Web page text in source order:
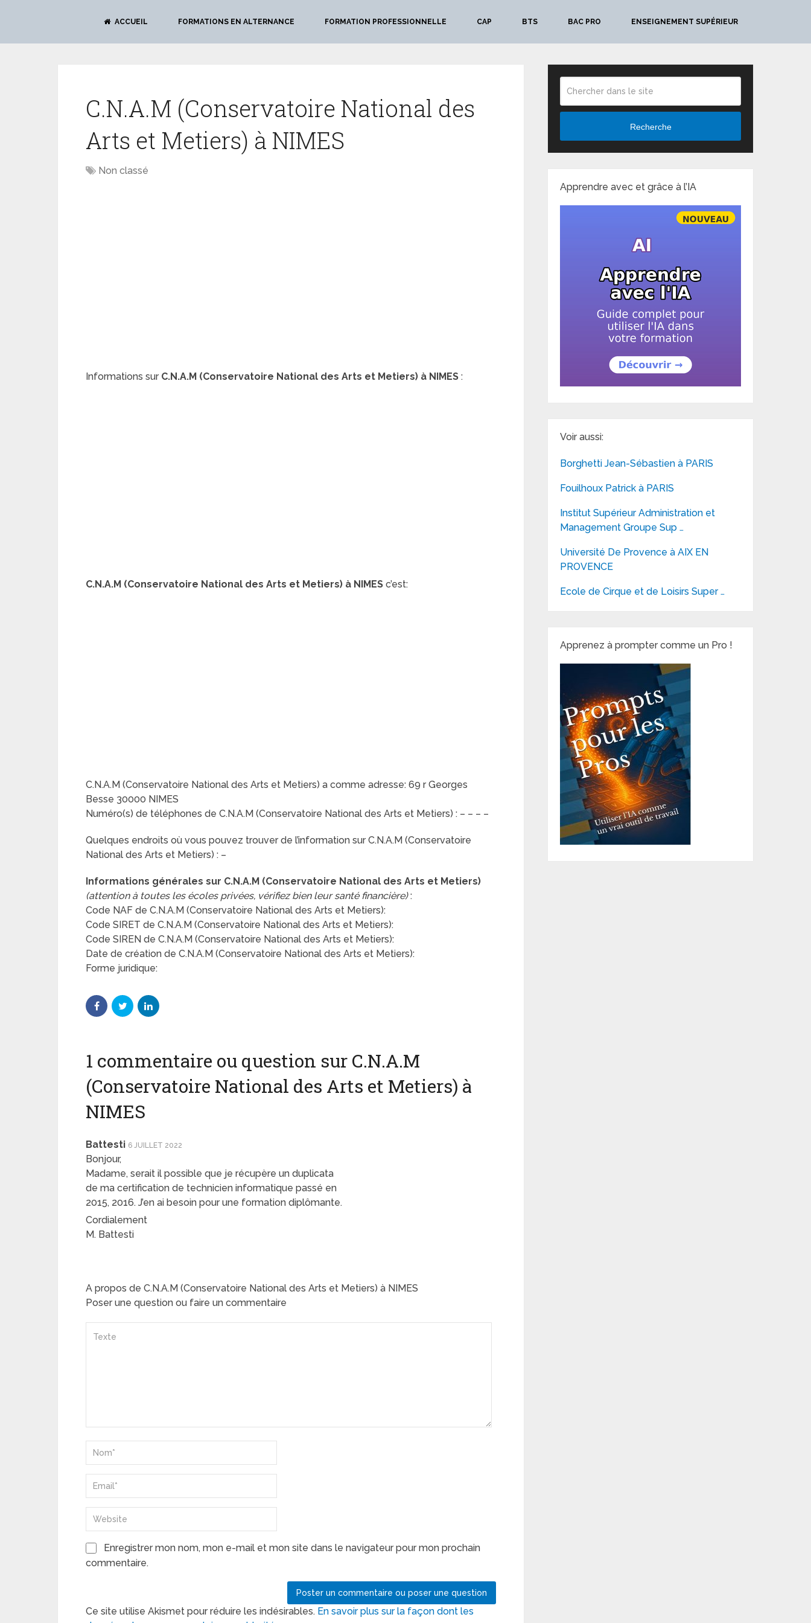
ACCUEIL FORMATIONS EN ALTERNANCE FORMATION PROFESSIONNELLE CAP BTS BAC PRO ENSEIGNEMENT SUPÉRIEUR
C.N.A.M (Conservatoire National des
Arts et Metiers) à NIMES
Non classé
Informations sur C.N.A.M (Conservatoire National des Arts et Metiers) à NIMES :
C.N.A.M (Conservatoire National des Arts et Metiers) à NIMES c’est:
C.N.A.M (Conservatoire National des Arts et Metiers) a comme adresse: 69 r Georges
Besse 30000 NIMES
Numéro(s) de téléphones de C.N.A.M (Conservatoire National des Arts et Metiers) : – – – –
Quelques endroits où vous pouvez trouver de l’information sur C.N.A.M (Conservatoire
National des Arts et Metiers) : –
Informations générales sur C.N.A.M (Conservatoire National des Arts et Metiers)
(attention à toutes les écoles privées, vérifiez bien leur santé financière):
Code NAF de C.N.A.M (Conservatoire National des Arts et Metiers):
Code SIRET de C.N.A.M (Conservatoire National des Arts et Metiers):
Code SIREN de C.N.A.M (Conservatoire National des Arts et Metiers):
Date de création de C.N.A.M (Conservatoire National des Arts et Metiers):
Forme juridique:
1 commentaire ou question sur C.N.A.M
(Conservatoire National des Arts et Metiers) à
NIMES
Battesti 6 JUILLET 2022
Bonjour,
Madame, serait il possible que je récupère un duplicata
de ma certification de technicien informatique passé en
2015, 2016. J’en ai besoin pour une formation diplômante.
Cordialement
M. Battesti
A propos de C.N.A.M (Conservatoire National des Arts et Metiers) à NIMES
Poser une question ou faire un commentaire
Enregistrer mon nom, mon e-mail et mon site dans le navigateur pour mon prochain
commentaire.
Ce site utilise Akismet pour réduire les indésirables. En savoir plus sur la façon dont les
Recherche
Apprendre avec et grâce à l’IA
Voir aussi:
Borghetti Jean-Sébastien à PARIS
Fouilhoux Patrick à PARIS
Institut Supérieur Administration et
Management Groupe Sup …
Université De Provence à AIX EN
PROVENCE
Ecole de Cirque et de Loisirs Super …
Apprenez à prompter comme un Pro !